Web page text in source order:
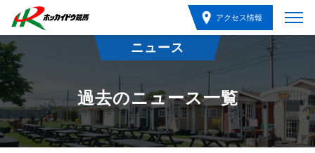
アクセス情報
ニュース
過去のニュース一覧